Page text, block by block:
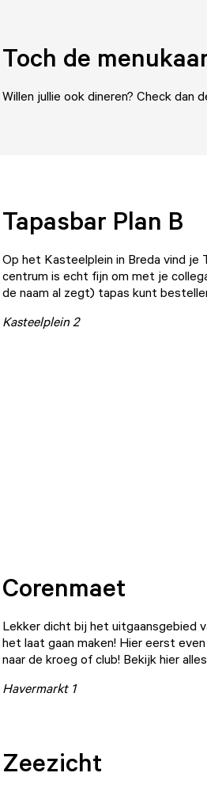
Toch de
Willen jullie ook dineren? Check dan
Tapasbar Plan B
Op het Kasteelplein in Breda vind je
centrum is echt fijn om met je
de naam al zegt) tapas kunt
Kasteelplein 2
Corenmaet
Lekker dicht bij het uitgaansgebied
het laat gaan maken! Hier eerst
naar de kroeg of club! Bekijk hier
Havermarkt 1
Zeezicht